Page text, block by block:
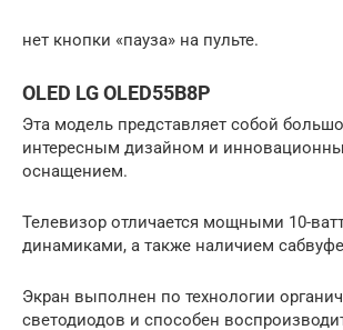
нет кнопки «пауза» на пульте.
OLED LG OLED55B8P
Эта модель представляет собой
интересным дизайном и
оснащением.
Телевизор отличается мощными 10-
динамиками, а также наличием
Экран выполнен по технологии
светодиодов и способен